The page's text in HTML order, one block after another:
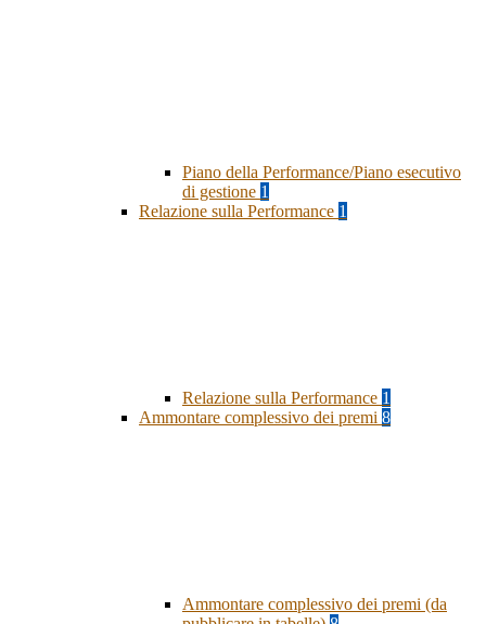
Piano della Performance/Piano esecutivo
di gestione 1
Relazione sulla Performance 1
Relazione sulla Performance 1
Ammontare complessivo dei premi 8
Ammontare complessivo dei premi (da